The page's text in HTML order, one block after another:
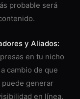
probable será
y Aliados:
en tu nicho
cambio de que
generar
en línea.